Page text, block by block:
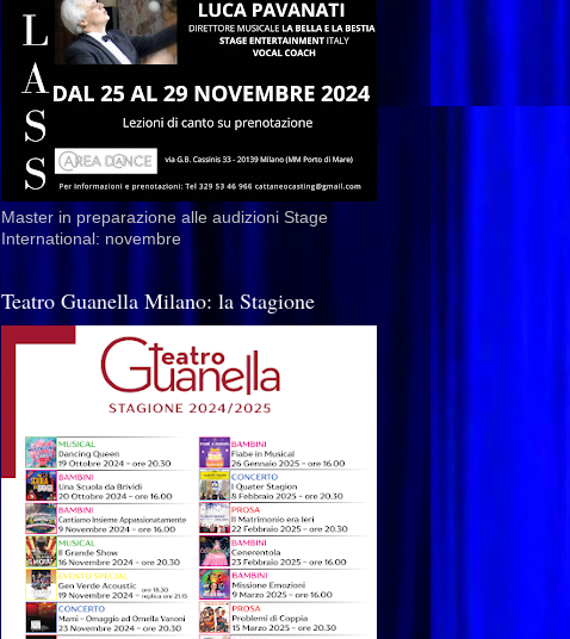
Master in preparazione alle audizioni Stage
International: novembre
Teatro Guanella Milano: la Stagione